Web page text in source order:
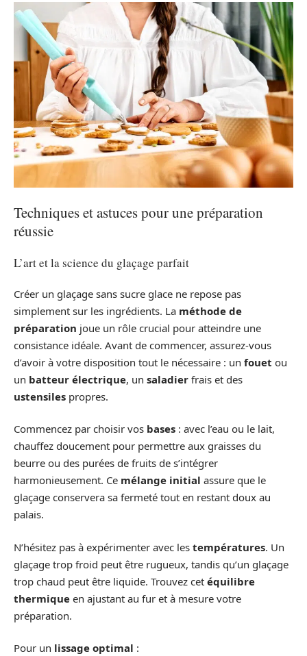
Techniques et astuces pour une préparation
réussie
L’art et la science du glaçage parfait
Créer un glaçage sans sucre glace ne repose pas
simplement sur les ingrédients. La méthode de
préparation joue un rôle crucial pour atteindre une
consistance idéale. Avant de commencer, assurez-vous
d’avoir à votre disposition tout le nécessaire : un fouet ou
un batteur électrique, un saladier frais et des
ustensiles propres.
Commencez par choisir vos bases : avec l’eau ou le lait,
chauffez doucement pour permettre aux graisses du
beurre ou des purées de fruits de s’intégrer
harmonieusement. Ce mélange initial assure que le
glaçage conservera sa fermeté tout en restant doux au
palais.
N’hésitez pas à expérimenter avec les températures. Un
glaçage trop froid peut être rugueux, tandis qu’un glaçage
trop chaud peut être liquide. Trouvez cet équilibre
thermique en ajustant au fur et à mesure votre
préparation.
Pour un lissage optimal :